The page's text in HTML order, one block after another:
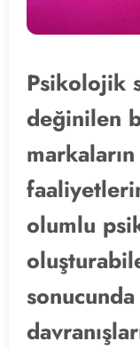
Psikolojik
değinilen
olumlu